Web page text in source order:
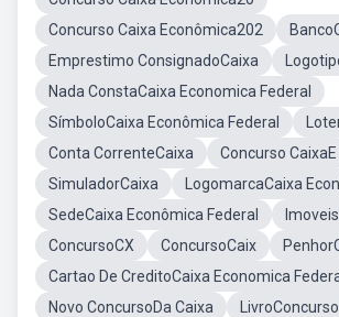
Concurso Caixa Econômica202
Emprestimo ConsignadoCaixa
Nada ConstaCaixa Economica Federal
SímboloCaixa Econômica Federal
Conta CorrenteCaixa
Concurso CaixaE
SimuladorCaixa
LogomarcaCaixa
SedeCaixa Econômica Federal
ConcursoCX
ConcursoCaix
Cartao De CreditoCaixa Economica
Novo ConcursoDa Caixa